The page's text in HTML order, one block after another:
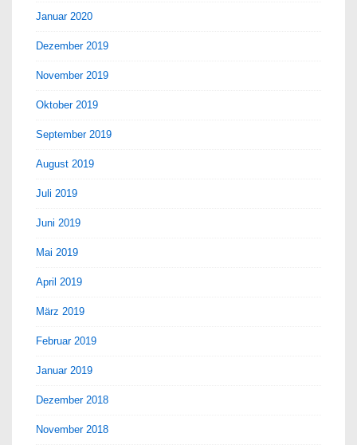
Januar 2020
Dezember 2019
November 2019
Oktober 2019
September 2019
August 2019
Juli 2019
Juni 2019
Mai 2019
April 2019
März 2019
Februar 2019
Januar 2019
Dezember 2018
November 2018